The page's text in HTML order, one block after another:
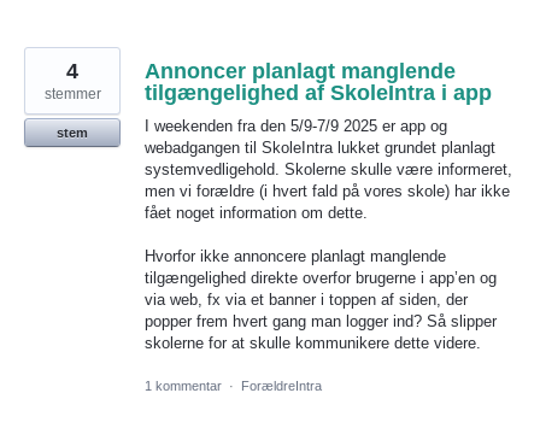
Annoncer planlagt manglende
tilgængelighed af SkoleIntra i app
I weekenden fra den 5/9-7/9 2025 er app og
webadgangen til SkoleIntra lukket grundet planlagt
systemvedligehold. Skolerne skulle være informeret,
men vi forældre (i hvert fald på vores skole) har ikke
fået noget information om dette.
Hvorfor ikke annoncere planlagt manglende
tilgængelighed direkte overfor brugerne i app’en og
via web, fx via et banner i toppen af siden, der
popper frem hvert gang man logger ind? Så slipper
skolerne for at skulle kommunikere dette videre.
4
stemmer
stem
1 kommentar · ForældreIntra